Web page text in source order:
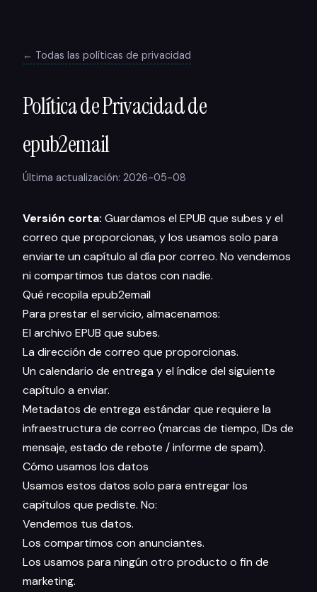
← Todas las políticas de privacidad
Política de Privacidad de
epub2email
Última actualización: 2026-05-08
Versión corta: Guardamos el EPUB que subes y el
correo que proporcionas, y los usamos solo para
enviarte un capítulo al día por correo. No vendemos
ni compartimos tus datos con nadie.
Qué recopila epub2email
Para prestar el servicio, almacenamos:
El archivo EPUB que subes.
La dirección de correo que proporcionas.
Un calendario de entrega y el índice del siguiente
capítulo a enviar.
Metadatos de entrega estándar que requiere la
infraestructura de correo (marcas de tiempo, IDs de
mensaje, estado de rebote / informe de spam).
Cómo usamos los datos
Usamos estos datos solo para entregar los
capítulos que pediste. No:
Vendemos tus datos.
Los compartimos con anunciantes.
Los usamos para ningún otro producto o fin de
marketing.